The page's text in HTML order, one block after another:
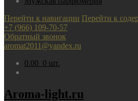
Перейти к навигации Перейти к
+7 (966) 109-70-57
Обратный звонок
aromat2011@yandex.ru
0.00 0 шт.
Aroma-light.ru